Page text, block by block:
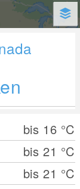
bis 16 °C
bis 21 °C
bis 21 °C